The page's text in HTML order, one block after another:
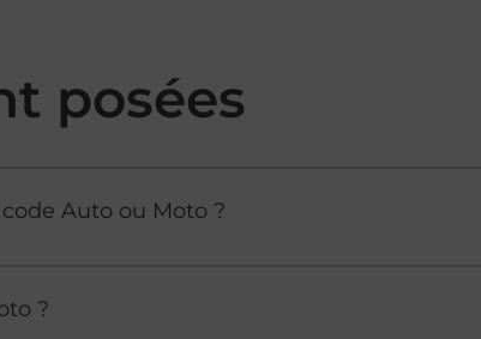
posées
Auto ou Moto ?
?